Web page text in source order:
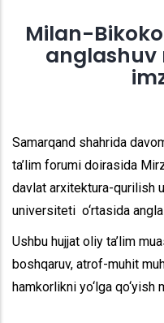
Milan-
Samarqand shahrida
ta’lim forumi doirasida
davlat arxitektura-qurilish
universiteti o‘rtasida
Ushbu hujjat oliy ta’lim
boshqaruv, atrof-muhit
hamkorlikni yo‘lga qo‘yish